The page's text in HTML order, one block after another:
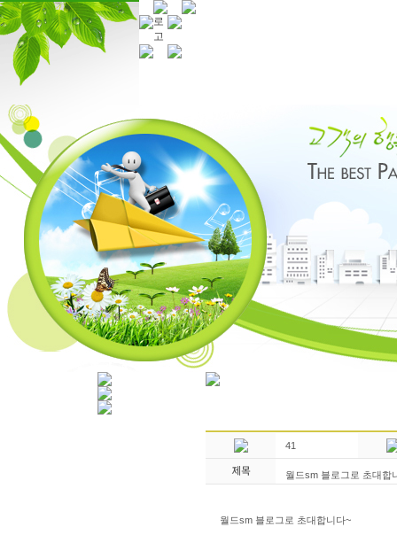
41
월드sm 블로그로 초대합
월드sm 블로그로 초대합니다~